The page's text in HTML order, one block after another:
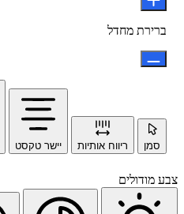
ברירת מחדל
סמן ריווח אותיות יישר טקסט
צבע מודולים